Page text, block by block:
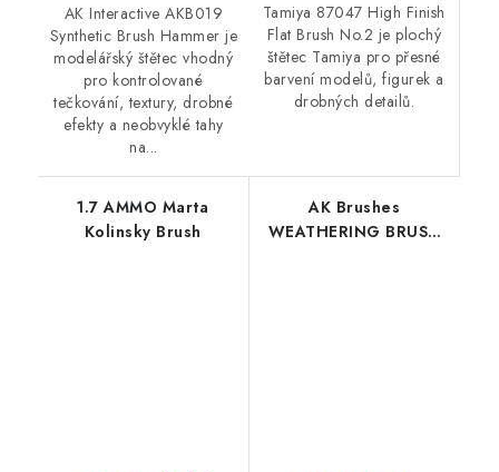
AK Interactive AKB019
Synthetic Brush Hammer je
modelářský štětec vhodný
pro kontrolované
tečkování, textury, drobné
efekty a neobvyklé tahy
na...
Tamiya 87047 High Finish
Flat Brush No.2 je plochý
štětec Tamiya pro přesné
barvení modelů, figurek a
drobných detailů.
1.7 AMMO Marta
Kolinsky Brush
AK Brushes
WEATHERING BRUSH